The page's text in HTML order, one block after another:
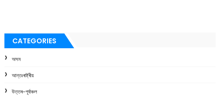
CATEGORIES
অসম
আন্তঃৰাষ্ট্ৰীয়
উত্তৰ-পূৰ্বাঞ্চল